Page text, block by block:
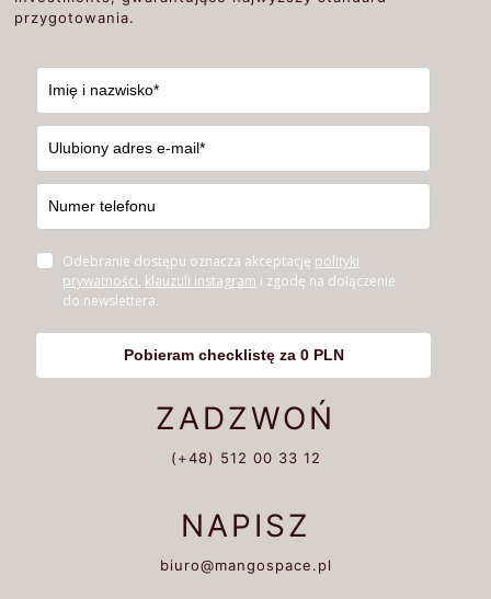
przygotowania.
Odebranie dostępu oznacza akceptację polityki
prywatności, klauzuli instagram i zgodę na dołączenie
do newslettera.
Pobieram checklistę za 0 PLN
ZADZWOŃ
(+48) 512 00 33 12
NAPISZ
biuro@mangospace.pl